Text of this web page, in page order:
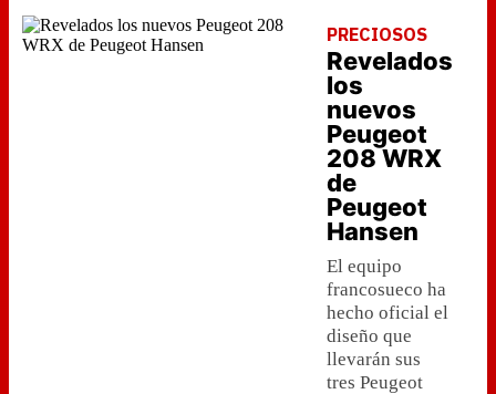
PRECIOSOS
Revelados
los
nuevos
Peugeot
208 WRX
de
Peugeot
Hansen
El equipo
francosueco ha
hecho oficial el
diseño que
llevarán sus
tres Peugeot